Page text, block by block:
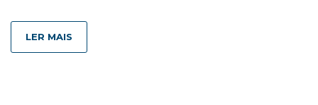
LER MAIS